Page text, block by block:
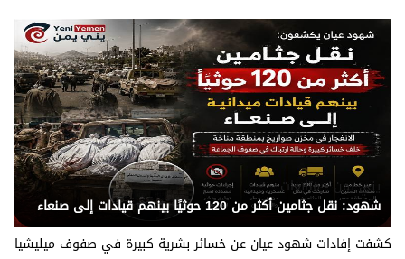
يني يمن - متابعات
شهود: نقل جثامين أكثر من 120 حوثيًا بينهم قيادات إلى صنعاء
كشفت إفادات شهود عيان عن خسائر بشرية كبيرة في صفوف ميليشيا